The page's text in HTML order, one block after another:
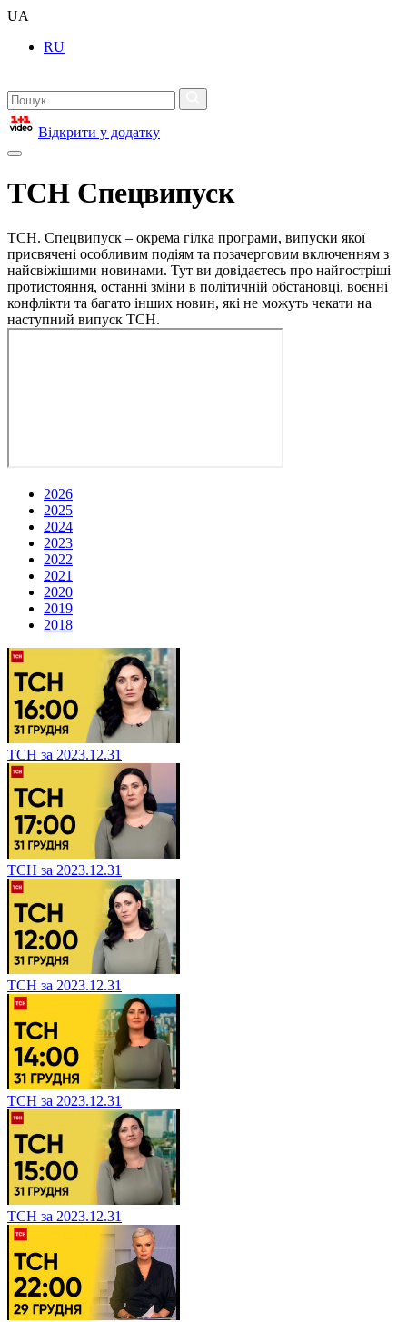
UA
RU
Відкрити у додатку
ТСН Спецвипуск
ТСН. Спецвипуск – окрема гілка програми, випуски якої
присвячені особливим подіям та позачерговим включенням з
найсвіжішими новинами. Тут ви довідаєтесь про найгостріші
протистояння, останні зміни в політичній обстановці, воєнні
конфлікти та багато інших новин, які не можуть чекати на
наступний випуск ТСН.
2026
2025
2024
2023
2022
2021
2020
2019
2018
ТСН за 2023.12.31
ТСН за 2023.12.31
ТСН за 2023.12.31
ТСН за 2023.12.31
ТСН за 2023.12.31